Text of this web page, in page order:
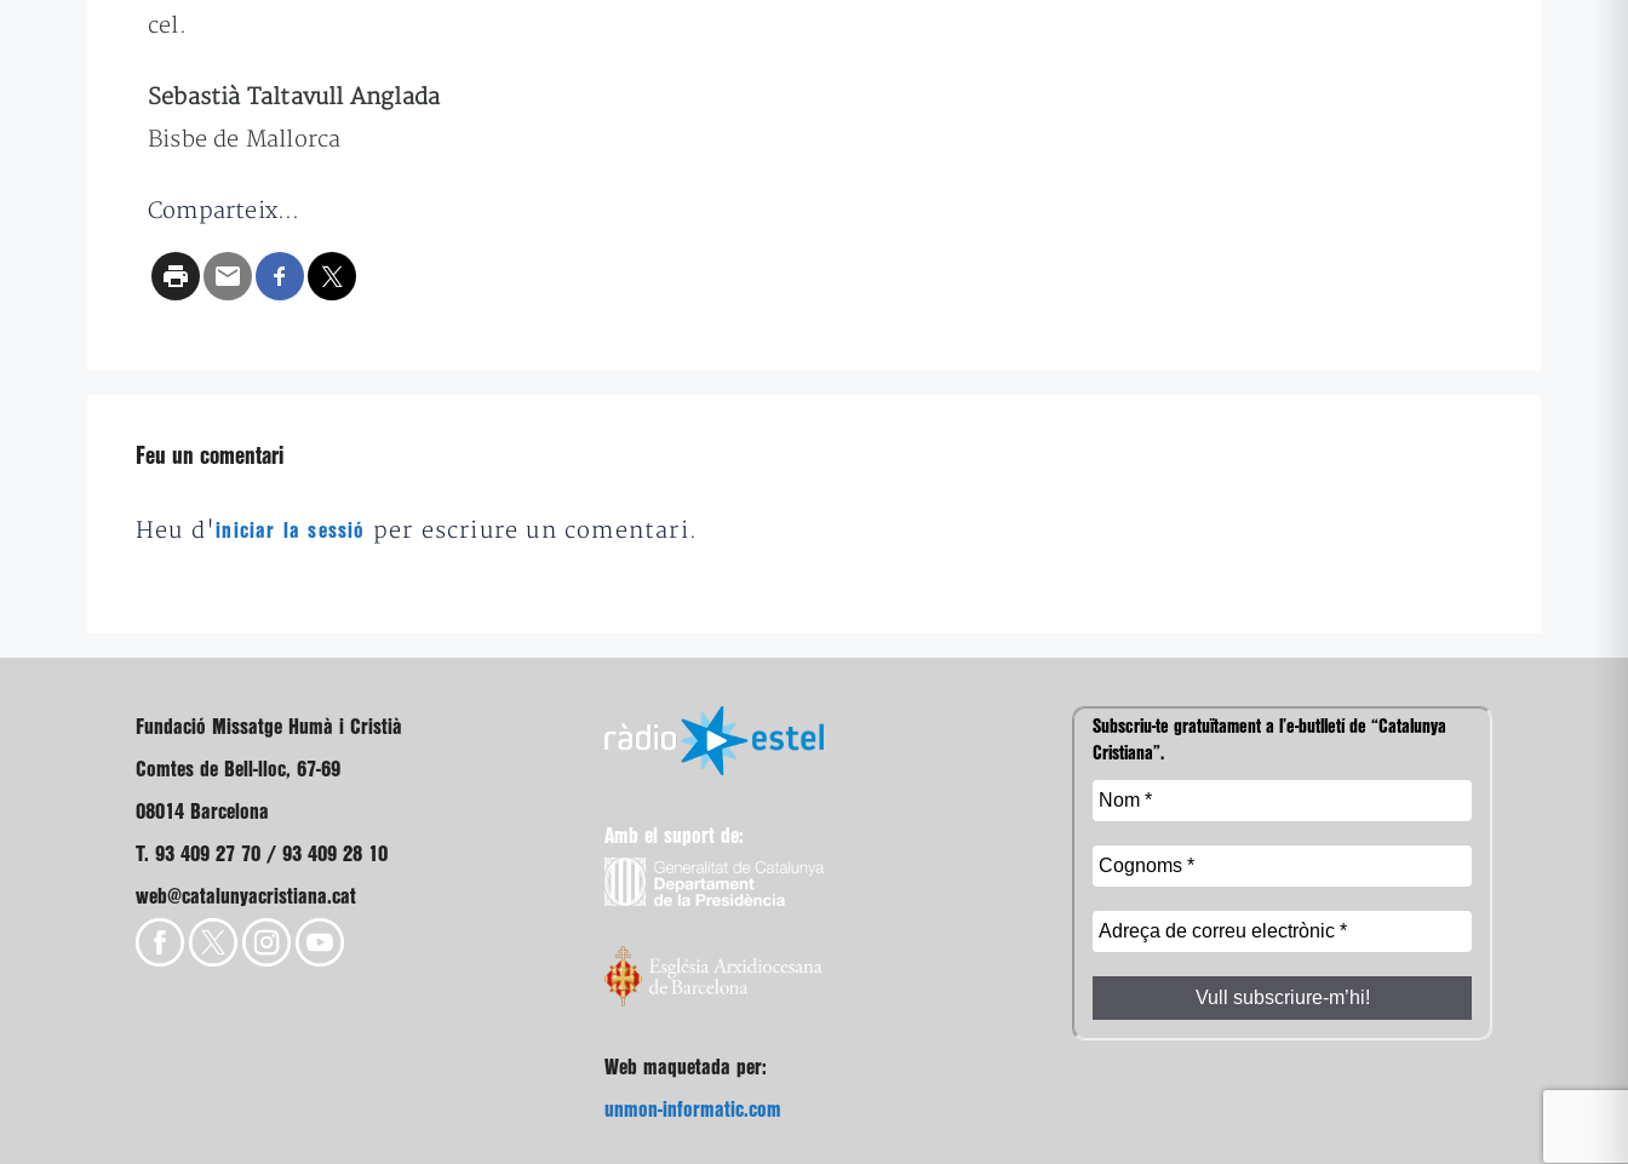
cel.
Sebastià Taltavull Anglada
Bisbe de Mallorca
Comparteix...
Feu un comentari
Heu d'iniciar la sessió per escriure un comentari.
Fundació Missatge Humà i Cristià
Comtes de Bell-lloc, 67-69
08014 Barcelona
T. 93 409 27 70 / 93 409 28 10
web@catalunyacristiana.cat
Amb el suport de:
Web maquetada per:
unmon-informatic.com
Subscriu-te gratuïtament a l’e-butlletí de “Catalunya
Cristiana”.